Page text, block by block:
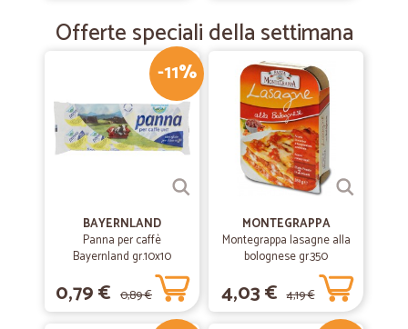
Offerte speciali della settimana
-11%
BAYERNLAND
Panna per caffè
Bayernland gr.10x10
0,79 € 0,89 €
MONTEGRAPPA
Montegrappa lasagne alla
bolognese gr.350
4,03 € 4,19 €